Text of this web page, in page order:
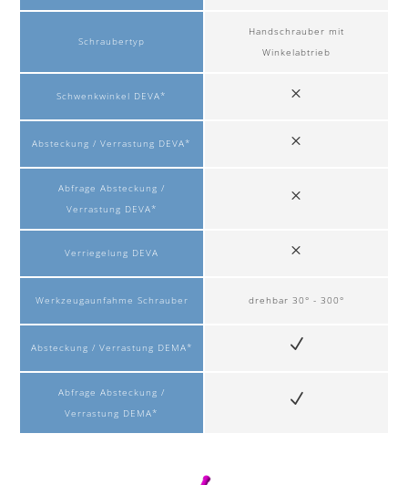
Schraubertyp
Schwenkwinkel DEVA*
Absteckung / Verrastung DEVA*
Abfrage Absteckung /
Verrastung DEVA*
Verriegelung DEVA
Werkzeugaunfahme Schrauber
Absteckung / Verrastung DEMA*
Abfrage Absteckung /
Verrastung DEMA*
Handschrauber mit
Winkelabtrieb
drehbar 30° - 300°